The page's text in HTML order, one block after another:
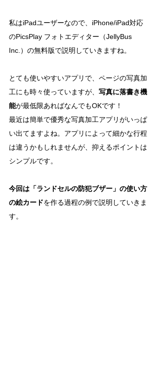
私はiPadユーザーなので、iPhone/iPad対応
のPicsPlay フォトエディター（JellyBus
Inc.）の無料版で説明していきますね。
とても使いやすいアプリで、ページの写真加
工にも時々使っていますが、 写真に落書き機
能が最低限あればなんでもOKです！
最近は簡単で優秀な写真加工アプリがいっぱ
い出てますよね。アプリによって細かな行程
は違うかもしれませんが、抑えるポイントは
シンプルです。
今回は「ランドセルの防犯ブザー」の使い方
の絵カードを作る過程の例で説明していきま
す。